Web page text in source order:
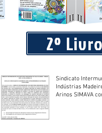
equipamentos de
2º
Sindicato
Indústrias
Arinos SIMAVA convoca à